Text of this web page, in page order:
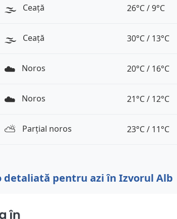
🌫️ Ceață 26°C / 9°C
🌫️ Ceață 30°C / 13°C
☁️ Noros 20°C / 16°C
☁️ Noros 21°C / 12°C
⛅️ Parțial noros 23°C / 11°C
detaliată pentru azi în Izvorul Alb